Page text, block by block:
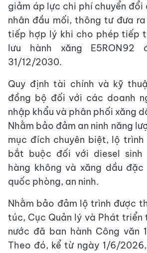
giảm áp lực chi phí chuyển
nhân đầu mối, thông tư đưa
tiếp hợp lý khi cho phép tiếp
lưu hành xăng E5RON92
31/12/2030.
Quy định tài chính và kỹ
đồng bộ đối với các doanh
nhập khẩu và phân phối xăng
Nhằm bảo đảm an ninh năng
mục đích chuyên biệt, lộ trình
bắt buộc đối với diesel sinh
hàng không và xăng dầu
quốc phòng, an ninh.
Nhằm bảo đảm lộ trình được
túc, Cục Quản lý và Phát triển
nước đã ban hành Công văn
Theo đó, kể từ ngày 1/6/